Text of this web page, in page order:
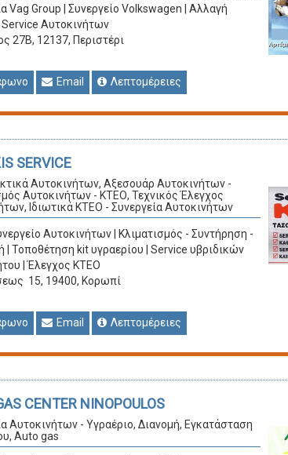
Vag Group | Συνεργείο Volkswagen | Αλλαγή
Αυτοκινήτων
27Β, 12137, Περιστέρι
Email Λεπτομέρειες
SERVICE
Αυτοκινήτων, Αξεσουάρ Αυτοκινήτων -
Αυτοκινήτων - ΚΤΕΟ, Τεχνικός Έλεγχος
Ιδιωτικά KTEO - Συνεργεία Αυτοκινήτων
Αυτοκινήτων | Κλιματισμός - Συντήρηση -
| Τοποθέτηση kit υγραερίου | Service υβριδικών
| Έλεγχος ΚΤΕΟ
15, 19400, Κορωπί
Email Λεπτομέρειες
CENTER NINOPOULOS
Αυτοκινήτων - Υγραέριο, Διανομή, Εγκατάσταση
Auto gas